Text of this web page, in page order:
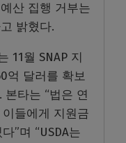
산 집행 거부는
밝혔다.
11월 SNAP 지
억 달러를 확보
타는 “법은 연
들에게 지원금
”며 “USDA는